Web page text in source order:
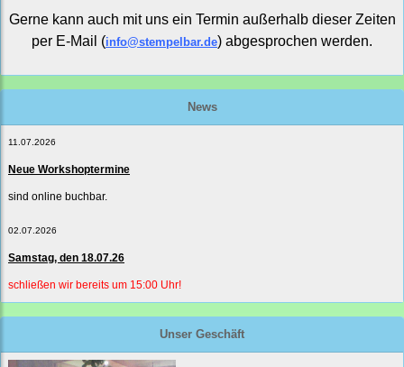
Gerne kann auch mit uns ein Termin außerhalb dieser Zeiten
per E-Mail (info@stempelbar.de) abgesprochen werden.
News
11.07.2026
Neue Workshoptermine
sind online buchbar.
02.07.2026
Samstag, den 18.07.26
schließen wir bereits um 15:00 Uhr!
Unser Geschäft